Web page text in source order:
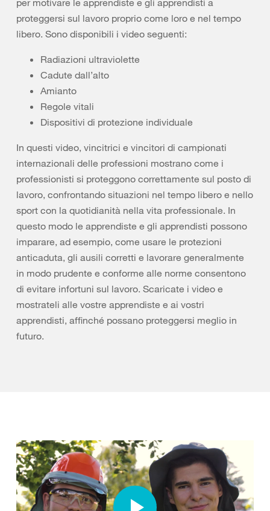
per motivare le apprendiste e gli apprendisti a
proteggersi sul lavoro proprio come loro e nel tempo
libero. Sono disponibili i video seguenti:
Radiazioni ultraviolette
Cadute dall’alto
Amianto
Regole vitali
Dispositivi di protezione individuale
In questi video, vincitrici e vincitori di campionati
internazionali delle professioni mostrano come i
professionisti si proteggono correttamente sul posto di
lavoro, confrontando situazioni nel tempo libero e nello
sport con la quotidianità nella vita professionale. In
questo modo le apprendiste e gli apprendisti possono
imparare, ad esempio, come usare le protezioni
anticaduta, gli ausili corretti e lavorare generalmente
in modo prudente e conforme alle norme consentono
di evitare infortuni sul lavoro. Scaricate i video e
mostrateli alle vostre apprendiste e ai vostri
apprendisti, affinché possano proteggersi meglio in
futuro.